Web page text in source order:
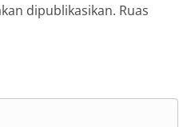
dipublikasikan. Ruas